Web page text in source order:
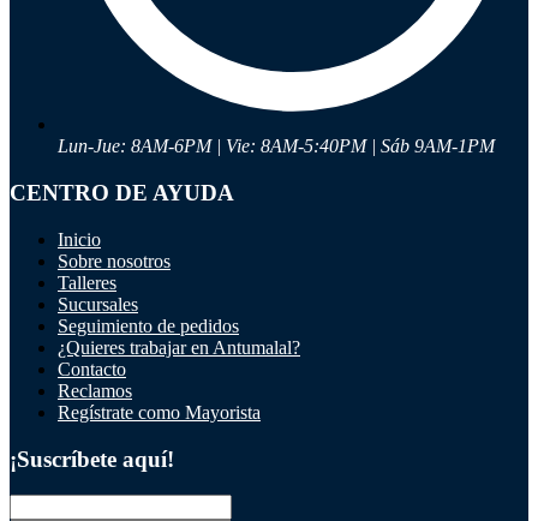
Lun-Jue: 8AM-6PM | Vie: 8AM-5:40PM | Sáb 9AM-1PM
CENTRO DE AYUDA
Inicio
Sobre nosotros
Talleres
Sucursales
Seguimiento de pedidos
¿Quieres trabajar en Antumalal?
Contacto
Reclamos
Regístrate como Mayorista
¡Suscríbete aquí!